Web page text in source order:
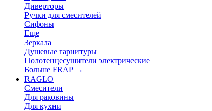
Диверторы
Ручки для смесителей
Сифоны
Еще
Зеркала
Душевые гарнитуры
Полотенцесушители электрические
Больше FRAP →
RAGLO
Смесители
Для раковины
Для кухни